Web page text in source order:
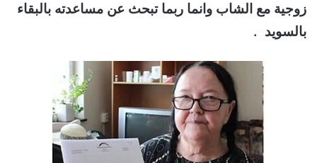
زوجية مع الشاب وانما ربما تبحث عن مساعدته بالبقاء
بالسويد .